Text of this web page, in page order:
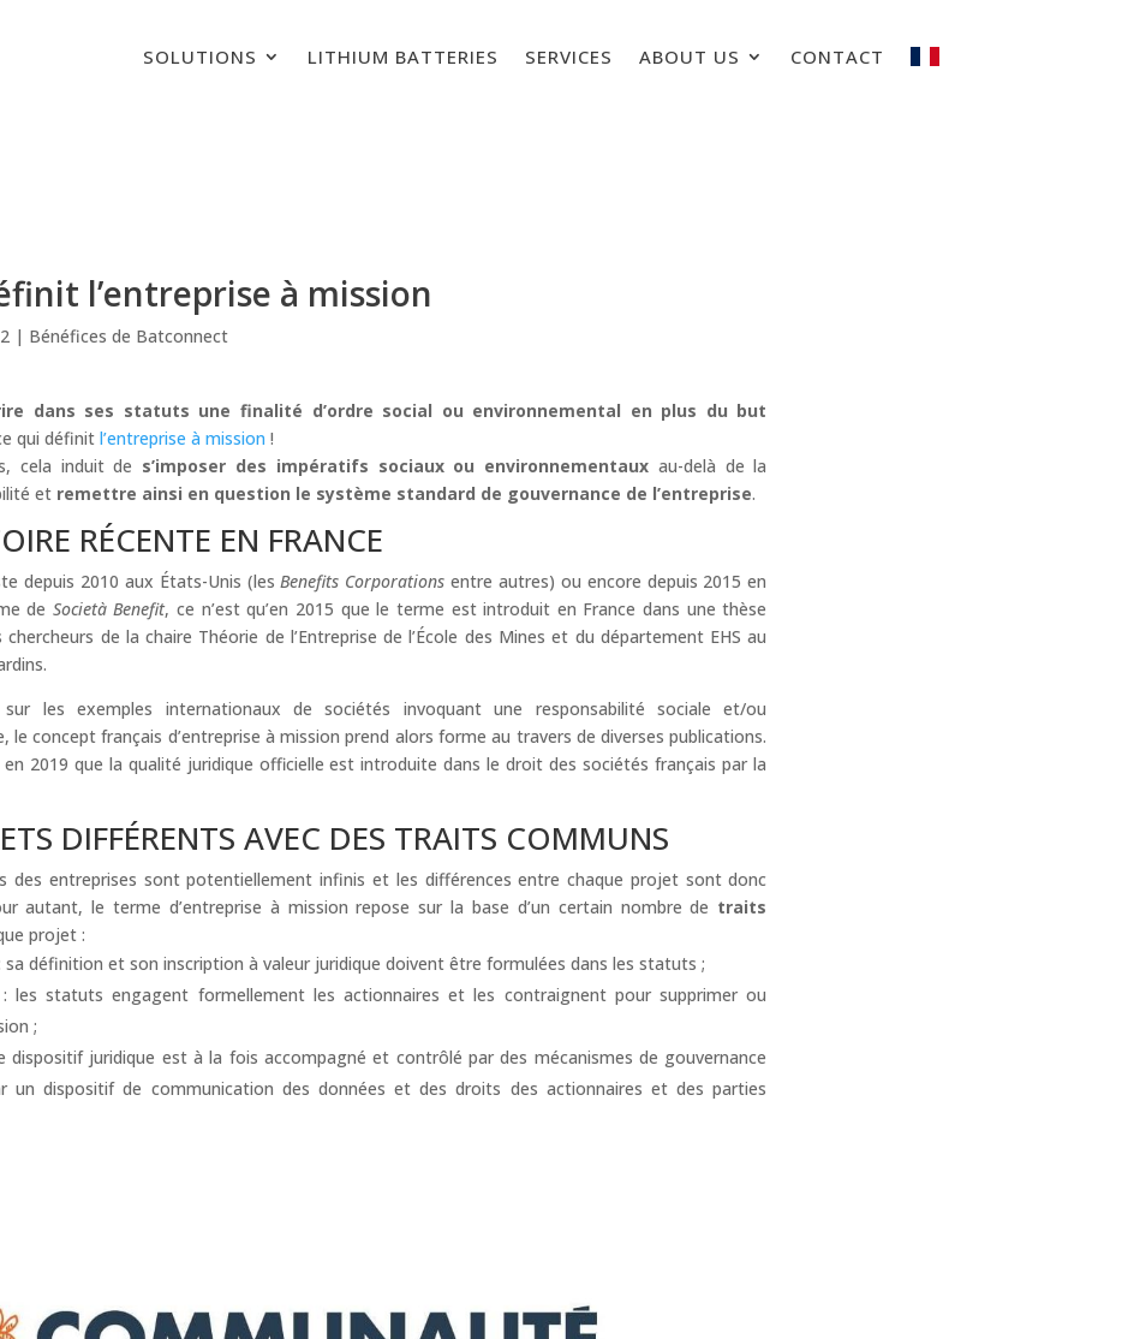
SOLUTIONS LITHIUM BATTERIES SERVICES ABOUT US CONTACT
l’entreprise à mission
| Bénéfices de Batconnect
dans ses statuts une finalité d’ordre social ou environnemental en plus du but
qui définit l’entreprise à mission !
cela induit de s’imposer des impératifs sociaux ou environnementaux au-delà de la
et remettre ainsi en question le système standard de gouvernance de l’entreprise.
RÉCENTE EN FRANCE
depuis 2010 aux États-Unis (lesBenefits Corporations entre autres) ou encore depuis 2015 en
de Società Benefit, ce n’est qu’en 2015 que le terme est introduit en France dans une thèse
de la chaire Théorie de l’Entreprise de l’École des Mines et du département EHS au
sur les exemples internationaux de sociétés invoquant une responsabilité sociale et/ou
le concept français d’entreprise à mission prend alors forme au travers de diverses publications.
en 2019 que la qualité juridique officielle est introduite dans le droit des sociétés français par la
DIFFÉRENTS AVEC DES TRAITS COMMUNS
des entreprises sont potentiellement infinis et les différences entre chaque projet sont donc
autant, le terme d’entreprise à mission repose sur la base d’un certain nombre de traits
projet :
sa définition et son inscription à valeur juridique doivent être formulées dans les statuts ;
: les statuts engagent formellement les actionnaires et les contraignent pour supprimer ou
;
dispositif juridique est à la fois accompagné et contrôlé par des mécanismes de gouvernance
un dispositif de communication des données et des droits des actionnaires et des parties